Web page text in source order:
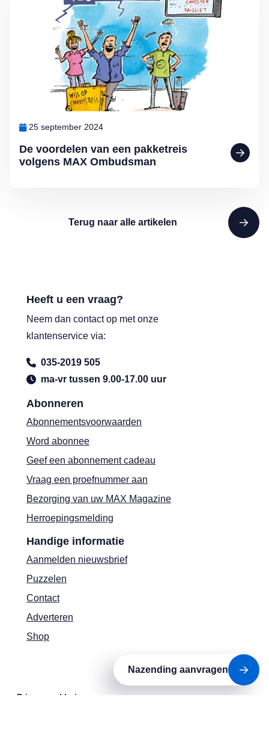
De voordelen van een pakketreis
volgens MAX Ombudsman
25 september 2024
Terug naar alle artikelen
Abonneren
Abonnementsvoorwaarden
Word abonnee
Geef een abonnement cadeau
Vraag een proefnummer aan
Bezorging van uw MAX Magazine
Herroepingsmelding
Handige informatie
Aanmelden nieuwsbrief
Puzzelen
Contact
Adverteren
Shop
Heeft u een vraag?
Neem dan contact op met onze
klantenservice via:
035-2019 505
ma-vr tussen 9.00-17.00 uur
Privacyverklaring
Nazending aanvragen